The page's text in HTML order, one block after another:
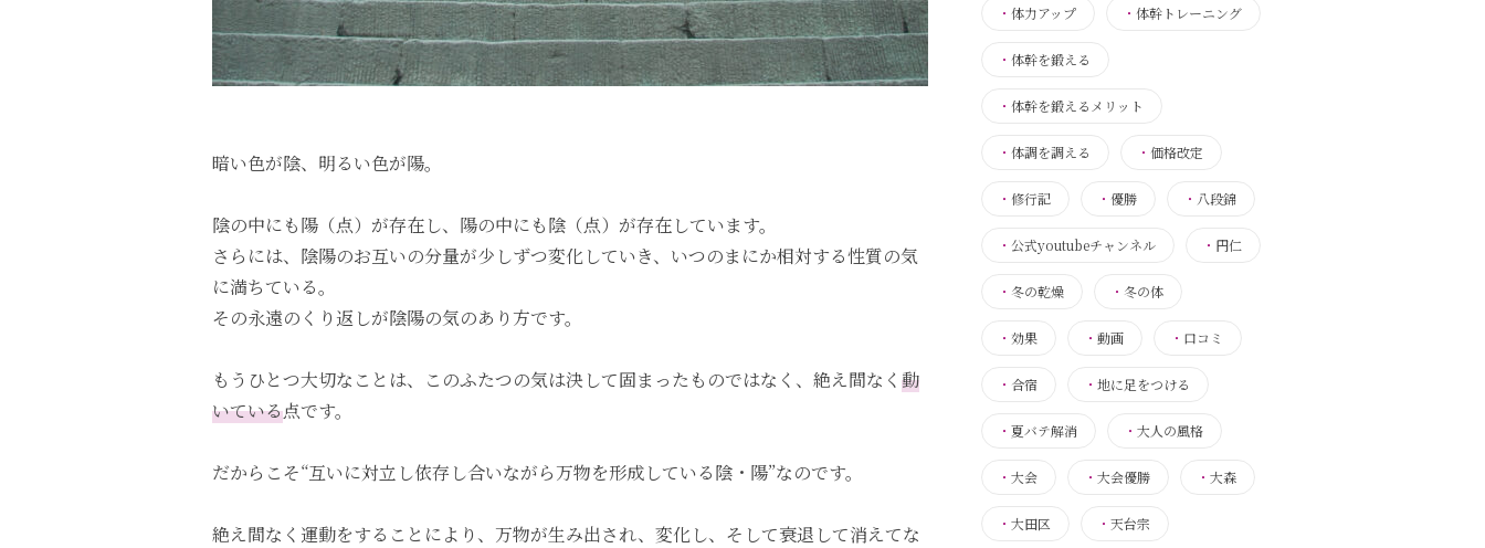
暗い色が陰、明るい色が陽。
陰の中にも陽（点）が存在し、陽の中にも陰（点）が存在しています。
さらには、陰陽のお互いの分量が少しずつ変化していき、いつのまにか相対する性質の気
に満ちている。
その永遠のくり返しが陰陽の気のあり方です。
もうひとつ大切なことは、このふたつの気は決して固まったものではなく、絶え間なく 動
いている点です。
だからこそ“互いに対立し依存し合いながら万物を形成している陰・陽”なのです。
絶え間なく運動をすることにより、万物が生み出され、変化し、そして衰退して消えてな
・ 体力アップ ・ 体幹トレーニング
・ 体幹を鍛える
・ 体幹を鍛えるメリット
・ 体調を調える ・ 価格改定
・ 修行記 ・ 優勝 ・ 八段錦
・ 公式youtubeチャンネル ・ 円仁
・ 冬の乾燥 ・ 冬の体
・ 効果 ・ 動画 ・ 口コミ
・ 合宿 ・ 地に足をつける
・ 夏バテ解消 ・ 大人の風格
・ 大会 ・ 大会優勝 ・ 大森
・ 大田区 ・ 天台宗